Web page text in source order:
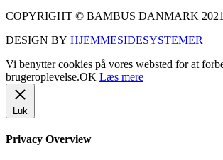
COPYRIGHT © BAMBUS DANMARK 2021
DESIGN BY HJEMMESIDESYSTEMER
Vi benytter cookies på vores websted for at
brugeroplevelse.OK Læs mere
Luk
Privacy Overview